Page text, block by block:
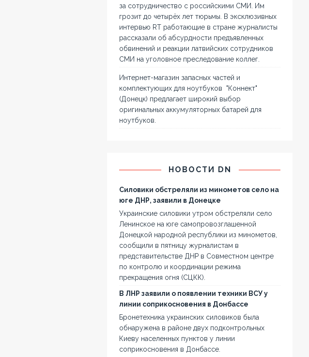
за сотрудничество с российскими СМИ. Им
грозит до четырёх лет тюрьмы. В эксклюзивных
интервью RT работающие в стране журналисты
рассказали об абсурдности предъявленных
обвинений и реакции латвийских сотрудников
СМИ на уголовное преследование коллег.
Интернет-магазин запасных частей и
комплектующих для ноутбуков "Коннект"
(Донецк) предлагает широкий выбор
оригинальных аккумуляторных батарей для
ноутбуков.
НОВОСТИ DN
Силовики обстреляли из минометов село на
юге ДНР, заявили в Донецке
Украинские силовики утром обстреляли село
Ленинское на юге самопровозглашенной
Донецкой народной республики из минометов,
сообщили в пятницу журналистам в
представительстве ДНР в Совместном центре
по контролю и координации режима
прекращения огня (СЦКК).
В ЛНР заявили о появлении техники ВСУ у
линии соприкосновения в Донбассе
Бронетехника украинских силовиков была
обнаружена в районе двух подконтрольных
Киеву населенных пунктов у линии
соприкосновения в Донбассе.